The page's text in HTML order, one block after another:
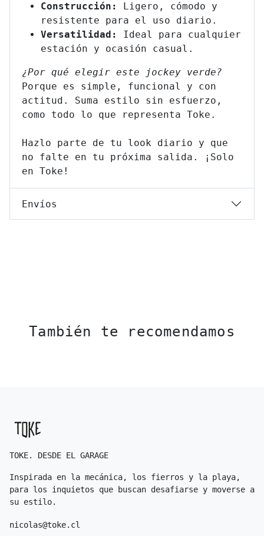
Construcción:
Ligero, cómodo y
resistente para el uso diario.
Versatilidad: Ideal para cualquier
estación y ocasión casual.
¿Por qué elegir este jockey verde?
Porque es simple, funcional y con
actitud. Suma estilo sin esfuerzo,
como todo lo que representa Toke.
Hazlo parte de tu look diario y que
no falte en tu próxima salida. ¡Solo
en Toke!
Envíos
También te recomendamos
TOKE. DESDE EL GARAGE
Inspirada en la mecánica, los fierros y la playa,
para los inquietos que buscan desafiarse y moverse a
su estilo.
nicolas@toke.cl